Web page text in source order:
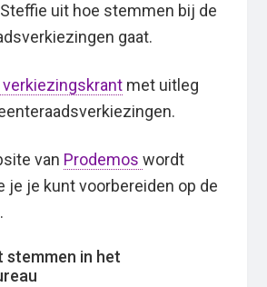
Steffie uit hoe stemmen bij de
gaat.
verkiezingskrant met uitleg
van Prodemoswordt
je je kunt voorbereiden op de
stemmen in het